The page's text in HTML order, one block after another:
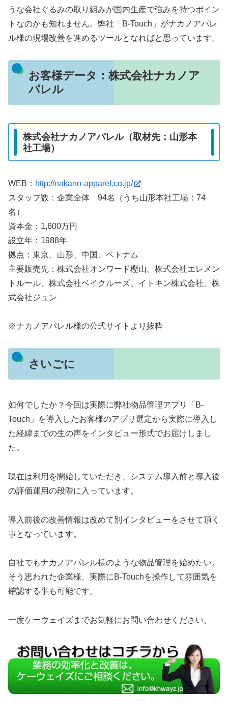
うな会社ぐるみの取り組みが国内生産で強みを持つポイン
トなのかも知れません。弊社「 B-Touch 」がナカノアパレ
ル様の現場改善を進めるツールとなればと思っています。
お客様データ：株式会社ナカノア
パレル
株式会社ナカノアパレル（取材先：山形本
社工場）
WEB： http://nakano-apparel.co.jp/
スタッフ数：企業全体 94名（うち山形本社工場：74
名）
資本金：1,600万円
設立年：1988年
拠点：東京、山形、中国、ベトナム
主要販売先：株式会社オンワード樫山、株式会社エレメン
トルール、株式会社ベイクルーズ、イトキン株式会社、株
式会社ジュン
※ナカノアパレル様の公式サイトより抜粋
さいごに
如何でしたか？今回は実際に弊社物品管理アプリ「B-
Touch」を導入したお客様のアプリ選定から実際に導入し
た経緯までの生の声をインタビュー形式でお届けしまし
た。
現在は利用を開始していただき、システム導入前と導入後
の評価運用の段階に入っています。
導入前後の改善情報は改めて別インタビューをさせて頂く
事となっています。
自社でもナカノアパレル様のような物品管理を始めたい。
そう思われた企業様、実際にB-Touchを操作して雰囲気を
確認する事も可能です。
一度ケーウェイズまでお気軽にお問い合わせください。